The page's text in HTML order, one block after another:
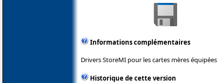
Informations complémentaires
Drivers StoreMI pour les cartes mères
Historique de cette version